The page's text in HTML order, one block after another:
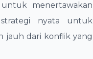
menertawakan
strategi nyata untuk
jauh dari konflik yang